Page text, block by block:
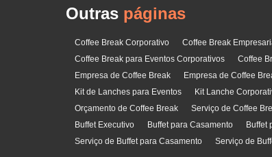
Outras páginas
Coffee Break Corporativo Coffee Break
Coffee Break para Eventos Corporativos
Coffee
Empresa de Coffee Break
Empresa de Coffee
Kit de Lanches para Eventos
Kit Lanche
Orçamento de Coffee Break
Serviço de Coffee
Buffet Executivo
Buffet para Casamento Buffet
Serviço de Buffet para Casamento
Serviço de